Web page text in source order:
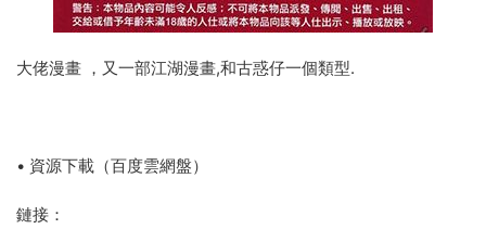
大佬漫畫 ，又一部江湖漫畫,和古惑仔一個類型.
• 資源下載（百度雲網盤）
鏈接：